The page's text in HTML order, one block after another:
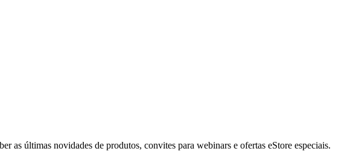
últimas novidades de produtos, convites para webinars e ofertas eStore especiais.